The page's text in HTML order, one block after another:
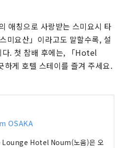
애칭으로 사랑받는 스미요시 타
미요산」이라고도 말할수록, 설
다. 첫 참배 후에는, 「Hotel
게 호텔 스테이를 즐겨 주세요.
OSAKA
Hotel Noum(노움)은 오